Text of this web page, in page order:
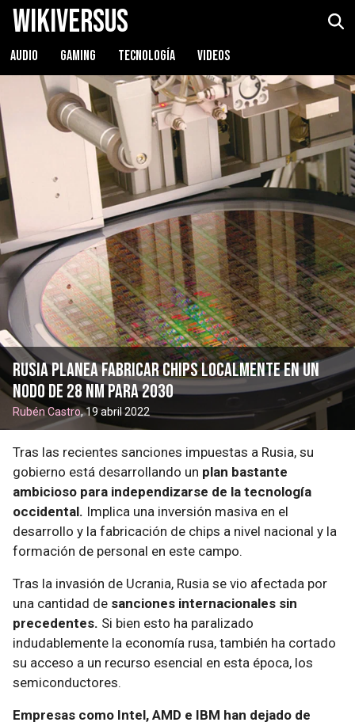
WikiVersus
AUDIO GAMING TECNOLOGÍA VIDEOS
Rusia planea fabricar chips localmente en un
nodo de 28 nm para 2030
Rubén Castro, 19 abril 2022
Tras las recientes sanciones impuestas a Rusia, su
gobierno está desarrollando un plan bastante
ambicioso para independizarse de la tecnología
occidental. Implica una inversión masiva en el
desarrollo y la fabricación de chips a nivel nacional y la
formación de personal en este campo.
Tras la invasión de Ucrania, Rusia se vio afectada por
una cantidad de sanciones internacionales sin
precedentes. Si bien esto ha paralizado
indudablemente la economía rusa, también ha cortado
su acceso a un recurso esencial en esta época, los
semiconductores.
Empresas como Intel, AMD e IBM han dejado de